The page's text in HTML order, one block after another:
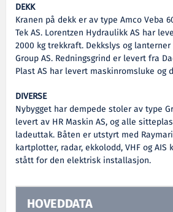
DEKK
Kranen på dekk er av type Amco Veba
Tek AS. Lorentzen Hydraulikk AS har
2000 kg trekkraft. Dekkslys og
Group AS. Redningsgrind er levert fra
Plast AS har levert maskinromsluke og
DIVERSE
Nybygget har dempede stoler av type
levert av HR Maskin AS, og alle
ladeuttak. Båten er utstyrt med
kartplotter, radar, ekkolodd, VHF og AIS
stått for den elektrisk installasjon.
HOVEDDATA